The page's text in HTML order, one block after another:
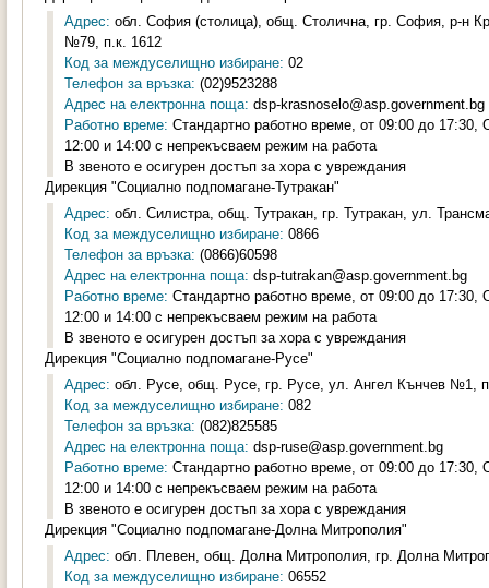
Адрес: обл. София (столица), общ. Столична, гр. София, р-н
№79, п.к. 1612
Код за междуселищно избиране: 02
Телефон за връзка: (02)9523288
Адрес на електронна поща: dsp-krasnoselo@asp.government.bg
Работно време: Стандартно работно време, от 09:00 до
12:00 и 14:00 с непрекъсваем режим на работа
В звеното е осигурен достъп за хора с увреждания
Дирекция "Социално подпомагане-Тутракан"
Адрес: обл. Силистра, общ. Тутракан, гр. Тутракан, ул.
Код за междуселищно избиране: 0866
Телефон за връзка: (0866)60598
Адрес на електронна поща: dsp-tutrakan@asp.government.bg
Работно време: Стандартно работно време, от 09:00 до
12:00 и 14:00 с непрекъсваем режим на работа
В звеното е осигурен достъп за хора с увреждания
Дирекция "Социално подпомагане-Русе"
Адрес: обл. Русе, общ. Русе, гр. Русе, ул. Ангел Кънчев №1,
Код за междуселищно избиране: 082
Телефон за връзка: (082)825585
Адрес на електронна поща: dsp-ruse@asp.government.bg
Работно време: Стандартно работно време, от 09:00 до
12:00 и 14:00 с непрекъсваем режим на работа
В звеното е осигурен достъп за хора с увреждания
Дирекция "Социално подпомагане-Долна Митрополия"
Адрес: обл. Плевен, общ. Долна Митрополия, гр. Долна
Код за междуселищно избиране: 06552